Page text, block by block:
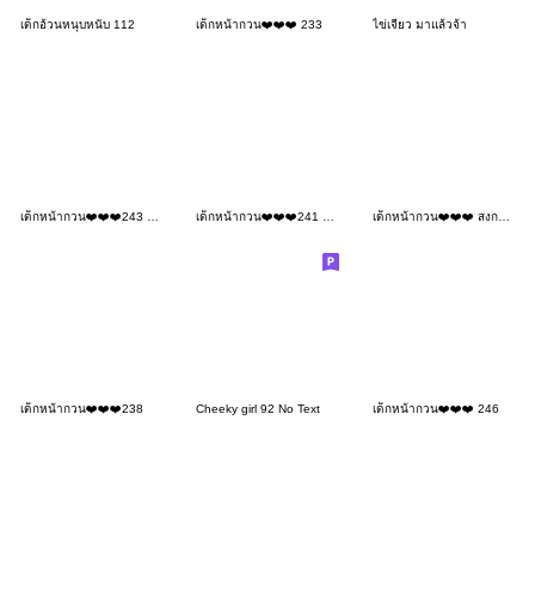
เด็กอ้วนหนุบหนับ 112 เด็กหน้ากวน❤️❤️❤️ 233 ไข่เจียว มาแล้วจ้า
เด็กหน้ากวน❤️❤️❤️ สงกรานต์ 211
เด็กหน้ากวน❤️❤️❤️238 Cheeky girl 92 No Text เด็กหน้ากวน❤️❤️❤️ 246